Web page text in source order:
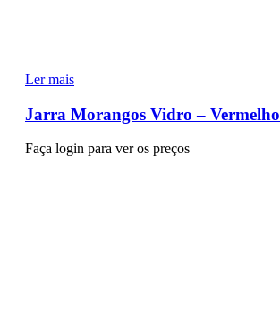
Ler mais
Jarra Morangos Vidro – Vermelho
Faça login para ver os preços